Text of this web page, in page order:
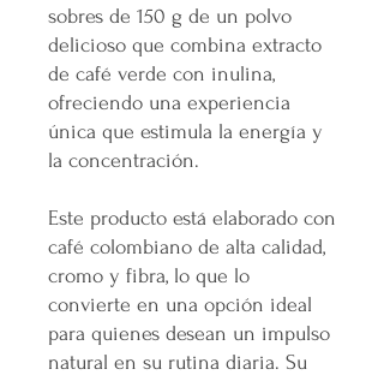
sobres de 150 g de un polvo
delicioso que combina extracto
de café verde con inulina,
ofreciendo una experiencia
única que estimula la energía y
la concentración.
Este producto está elaborado con
café colombiano de alta calidad,
cromo y fibra, lo que lo
convierte en una opción ideal
para quienes desean un impulso
natural en su rutina diaria. Su